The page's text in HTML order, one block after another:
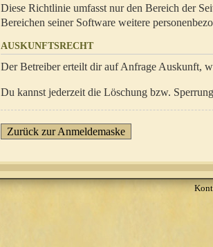
Diese Richtlinie umfasst nur den Bereich der
Bereichen seiner Software weitere
AUSKUNFTSRECHT
Der Betreiber erteilt dir auf Anfrage Auskunft,
Du kannst jederzeit die Löschung bzw.
Zurück zur Anmeldemaske